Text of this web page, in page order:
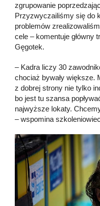
zgrupowanie
Przyzwyczailiśmy się do
problemów
cele – komentuje główny
Gęgotek.
– Kadra liczy 30
chociaż bywały większe.
z dobrej strony nie tylko
bo jest tu szansa
najwyższe lokaty.
– wspomina